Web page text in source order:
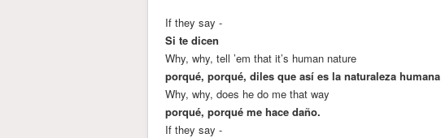
If they say -
Si te dicen
Why, why, tell ’em that it’s human nature
porqué, porqué, diles que así es la naturaleza humana
Why, why, does he do me that way
porqué, porqué me hace daño.
If they say -